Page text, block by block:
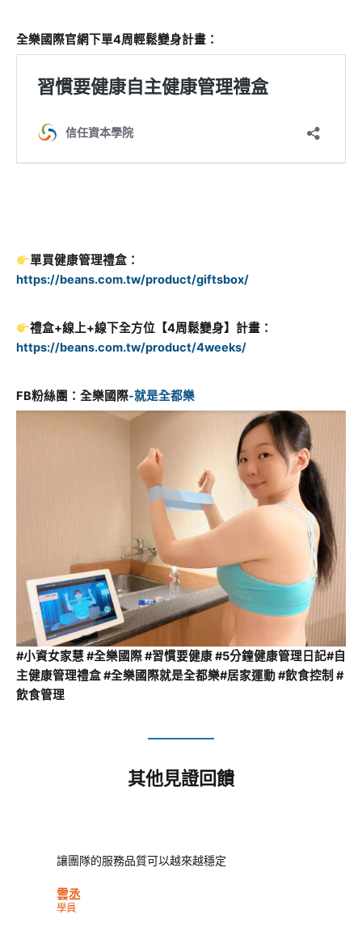
全樂國際官網下單4周輕鬆變身計畫：
單買健康管理禮盒：
https://beans.com.tw/product/giftsbox/
禮盒+線上+線下全方位【4周鬆變身】計畫：
https://beans.com.tw/product/4weeks/
FB粉絲團：全樂國際-就是全都樂
#小資女家慧 #全樂國際 #習慣要健康 #5分鐘健康管理日記#自
主健康管理禮盒 #全樂國際就是全都樂#居家運動 #飲食控制 #
飲食管理
其他見證回饋
讓團隊的服務品質可以越來越穩定
雲丞
學員